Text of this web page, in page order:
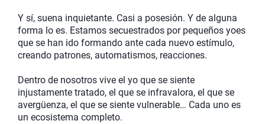
Y sí, suena inquietante. Casi a posesión. Y de alguna
forma lo es. Estamos secuestrados por pequeños yoes
que se han ido formando ante cada nuevo estímulo,
creando patrones, automatismos, reacciones.
Dentro de nosotros vive el yo que se siente
injustamente tratado, el que se infravalora, el que se
avergüenza, el que se siente vulnerable… Cada uno es
un ecosistema completo.